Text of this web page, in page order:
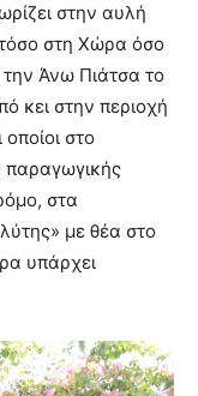
στην αυλή
στη Χώρα όσο
την Άνω Πιάτσα το
κει στην περιοχή
στο
παραγωγικής
στα
με θέα στο
υπάρχει